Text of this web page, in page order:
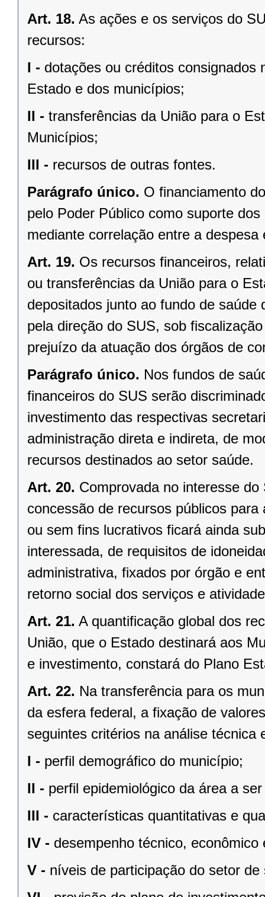
Art. 18. As ações e os serviços do
recursos:
I - dotações ou créditos consignados
Estado e dos municípios;
II - transferências da União para o
Municípios;
III - recursos de outras fontes.
Parágrafo único. O financiamento
pelo Poder Público como suporte
mediante correlação entre a
Art. 19. Os recursos financeiros,
ou transferências da União para o
depositados junto ao fundo de
pela direção do SUS, sob
prejuízo da atuação dos órgãos de
Parágrafo único. Nos fundos de
financeiros do SUS serão
investimento das respectivas
administração direta e indireta, de
recursos destinados ao setor saúde.
Art. 20. Comprovada no interesse
concessão de recursos públicos
ou sem fins lucrativos ficará ainda
interessada, de requisitos de
administrativa, fixados por órgão e
retorno social dos serviços e
Art. 21. A quantificação global dos
União, que o Estado destinará aos
e investimento, constará do Plano
Art. 22. Na transferência para os
da esfera federal, a fixação de
seguintes critérios na análise
I - perfil demográfico do município;
II - perfil epidemiológico da área a
III - características quantitativas e
IV - desempenho técnico,
V - níveis de participação do setor